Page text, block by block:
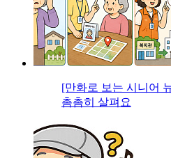
[만화로 보는 시니어
촘촘히 살펴요